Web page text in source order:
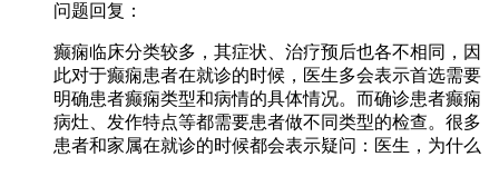
问题回复：
癫痫临床分类较多，其症状、治疗预后也各不相同，因
此对于癫痫患者在就诊的时候，医生多会表示首选需要
明确患者癫痫类型和病情的具体情况。而确诊患者癫痫
病灶、发作特点等都需要患者做不同类型的检查。很多
患者和家属在就诊的时候都会表示疑问：医生，为什么